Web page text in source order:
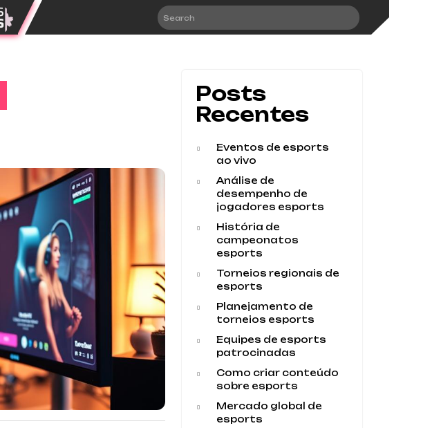
Posts
Recentes
Eventos de esports
ao vivo
Análise de
desempenho de
jogadores esports
História de
campeonatos
esports
Torneios regionais de
esports
Planejamento de
torneios esports
Equipes de esports
patrocinadas
Como criar conteúdo
sobre esports
Mercado global de
esports